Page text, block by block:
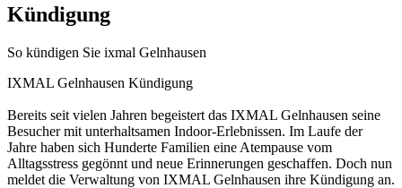
Kündigung
So kündigen Sie ixmal Gelnhausen
IXMAL Gelnhausen Kündigung
Bereits seit vielen Jahren begeistert das IXMAL Gelnhausen seine
Besucher mit unterhaltsamen Indoor-Erlebnissen. Im Laufe der
Jahre haben sich Hunderte Familien eine Atempause vom
Alltagsstress gegönnt und neue Erinnerungen geschaffen. Doch nun
meldet die Verwaltung von IXMAL Gelnhausen ihre Kündigung an.